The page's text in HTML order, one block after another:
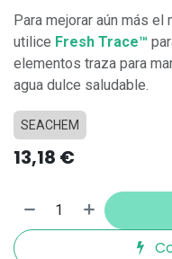
Para mejorar aún más
utilice Fresh Trace™
elementos traza para
agua dulce saludable.
SEACHEM
13,18 €